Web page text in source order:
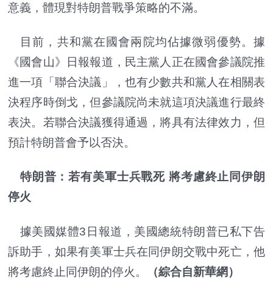
意義，體現對特朗普戰爭策略的不滿。
目前，共和黨在國會兩院均佔據微弱優勢。據
《國會山》日報報道，民主黨人正在國會參議院推
進一項「聯合決議」，也有少數共和黨人在相關表
決程序時倒戈，但參議院尚未就這項決議進行最終
表決。若聯合決議獲得通過，將具有法律效力，但
預計特朗普會予以否決。
特朗普：若有美軍士兵戰死 將考慮終止同伊朗
停火
據美國媒體3日報道，美國總統特朗普已私下告
訴助手，如果有美軍士兵在同伊朗交戰中死亡，他
將考慮終止同伊朗的停火。
（綜合自新華網）